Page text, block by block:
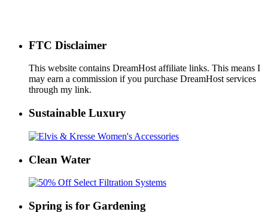
FTC Disclaimer
This website contains DreamHost affiliate links. This means I
may earn a commission if you purchase DreamHost services
through my link.
Sustainable Luxury
Clean Water
Spring is for Gardening